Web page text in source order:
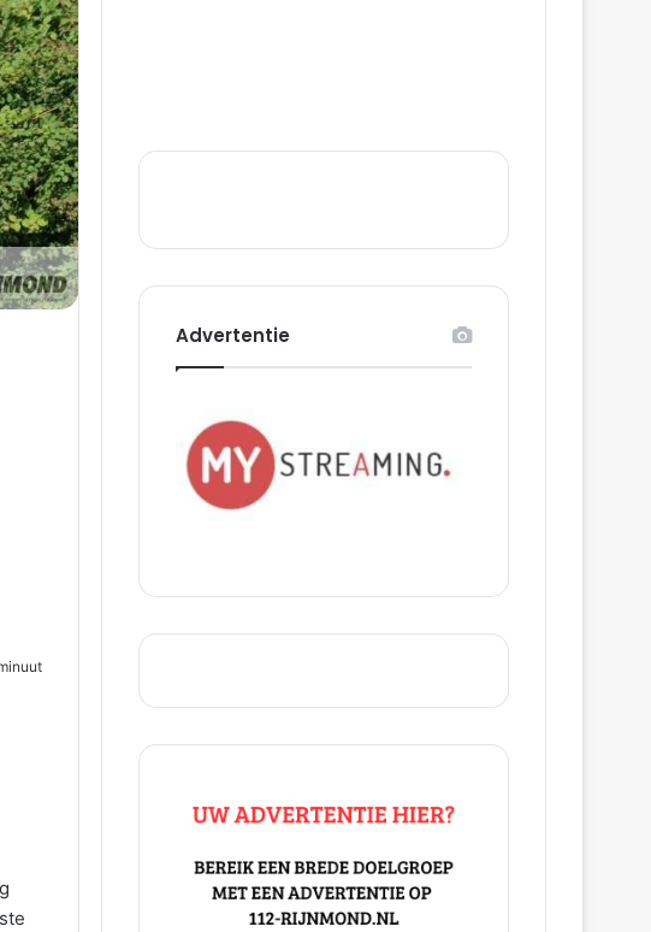
Advertentie